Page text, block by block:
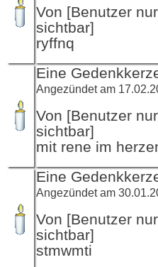
Von [Benutzer
sichtbar]
ryffnq
Eine
Angezündet am
Von [Benutzer
sichtbar]
mit rene im
Eine
Angezündet am
Von [Benutzer
sichtbar]
stmwmti